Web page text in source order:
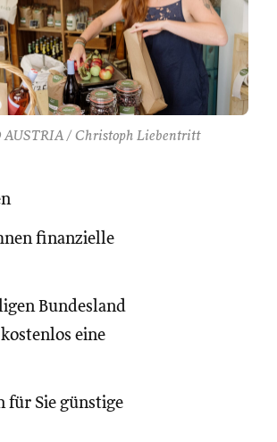
AUSTRIA / Christoph Liebentritt
finanzielle
Bundesland
eine
für Sie günstige